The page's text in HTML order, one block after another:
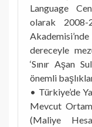
Language
olarak 2008-
dereceyle
‘Sınır Aşan
önemli
• Türkiye’de
Mevcut
(Maliye